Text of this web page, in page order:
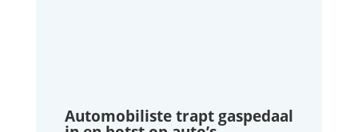
Automobiliste trapt gaspedaal